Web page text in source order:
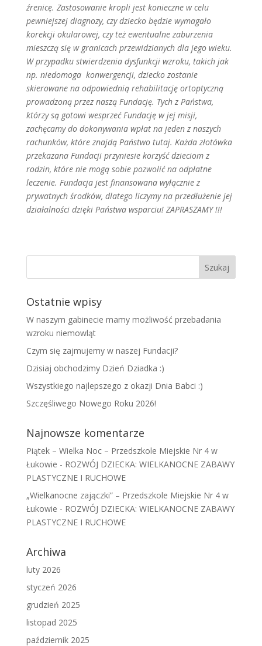
źrenicę. Zastosowanie kropli jest konieczne w celu
pewniejszej diagnozy, czy dziecko będzie wymagało
korekcji okularowej, czy też ewentualne zaburzenia
mieszczą się w granicach przewidzianych dla jego wieku.
W przypadku stwierdzenia dysfunkcji wzroku, takich jak
np. niedomoga konwergencji, dziecko zostanie
skierowane na odpowiednią rehabilitację ortoptyczną
prowadzoną przez naszą Fundację. Tych z Państwa,
którzy są gotowi wesprzeć Fundację w jej misji,
zachęcamy do dokonywania wpłat na jeden z naszych
rachunków, które znajdą Państwo tutaj. Każda złotówka
przekazana Fundacji przyniesie korzyść dzieciom z
rodzin, które nie mogą sobie pozwolić na odpłatne
leczenie. Fundacja jest finansowana wyłącznie z
prywatnych środków, dlatego liczymy na przedłużenie jej
działalności dzięki Państwa wsparciu! ZAPRASZAMY !!!
Ostatnie wpisy
W naszym gabinecie mamy możliwość przebadania
wzroku niemowląt
Czym się zajmujemy w naszej Fundacji?
Dzisiaj obchodzimy Dzień Dziadka :)
Wszystkiego najlepszego z okazji Dnia Babci :)
Szczęśliwego Nowego Roku 2026!
Najnowsze komentarze
Piątek – Wielka Noc – Przedszkole Miejskie Nr 4 w
Łukowie - ROZWÓJ DZIECKA: WIELKANOCNE ZABAWY
PLASTYCZNE I RUCHOWE
„Wielkanocne zajączki” – Przedszkole Miejskie Nr 4 w
Łukowie - ROZWÓJ DZIECKA: WIELKANOCNE ZABAWY
PLASTYCZNE I RUCHOWE
Archiwa
luty 2026
styczeń 2026
grudzień 2025
listopad 2025
październik 2025